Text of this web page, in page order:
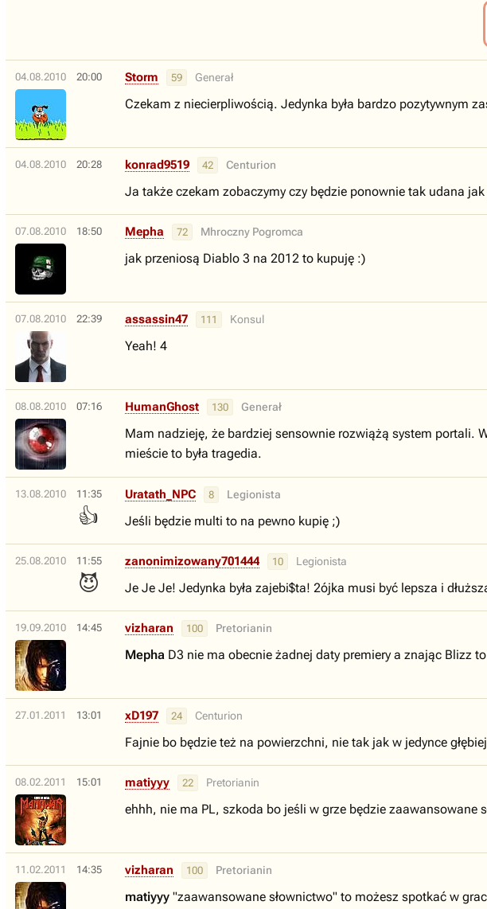
04.08.2010 20:00 Storm 59 Generał
Czekam z niecierpliwością. Jedynka była bardzo pozytywnym
04.08.2010 20:28 konrad9519 42 Centurion
Ja także czekam zobaczymy czy będzie ponownie tak udana
07.08.2010 18:50 Mepha 72 Mhroczny Pogromca
jak przeniosą Diablo 3 na 2012 to kupuję :)
07.08.2010 22:39 assassin47 111 Konsul
Yeah! 4
08.08.2010 07:16 HumanGhost 130 Generał
Mam nadzieję, że bardziej sensownie rozwiążą system portali.
mieście to była tragedia.
13.08.2010 11:35
👍
Uratath_NPC 8 Legionista
Jeśli będzie multi to na pewno kupię ;)
25.08.2010 11:55
😈
zanonimizowany701444 10 Legionista
Je Je Je! Jedynka była zajebi$ta! 2ójka musi być lepsza i
19.09.2010 14:45 vizharan 100 Pretorianin
Mepha D3 nie ma obecnie żadnej daty premiery a znając Blizz
27.01.2011 13:01 xD197 24 Centurion
Fajnie bo będzie też na powierzchni, nie tak jak w jedynce
08.02.2011 15:01 matiyyy 22 Pretorianin
ehhh, nie ma PL, szkoda bo jeśli w grze będzie zaawansowane
11.02.2011 14:35 vizharan 100 Pretorianin
matiyyy "zaawansowane słownictwo" to możesz spotkać w